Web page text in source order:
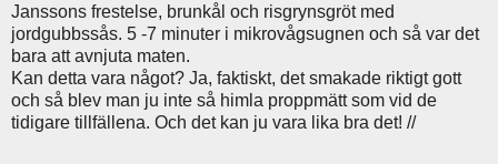
Janssons frestelse, brunkål och risgrynsgröt med
jordgubbssås. 5 -7 minuter i mikrovågsugnen och så var det
bara att avnjuta maten.
Kan detta vara något? Ja, faktiskt, det smakade riktigt gott
och så blev man ju inte så himla proppmätt som vid de
tidigare tillfällena. Och det kan ju vara lika bra det! //